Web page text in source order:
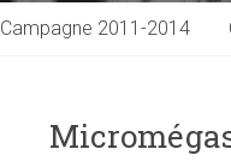
Campagne 2011-2014